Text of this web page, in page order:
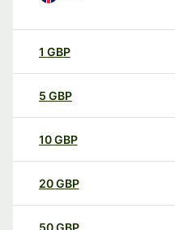
1 GBP
5 GBP
10GBP
20GBP